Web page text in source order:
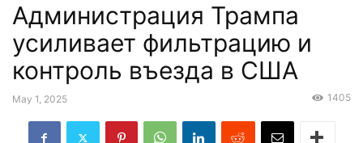
Администрация Трампа
усиливает фильтрацию и
контроль въезда в США
May 1, 2025 1405